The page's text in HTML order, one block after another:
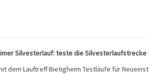
Silvesterlauf: teste die Silvesterlaufstrecke
dem Lauftreff Bietigheim Testläufe für